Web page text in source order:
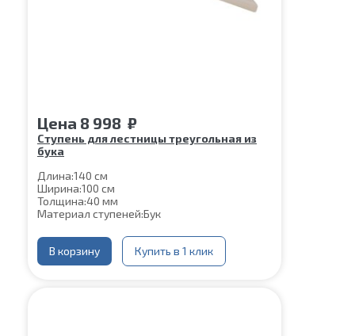
Цена 8 998 ₽
Ступень для лестницы треугольная из
бука
Длина:140 см
Ширина:100 см
Толщина:40 мм
Материал ступеней:Бук
В корзину Купить в 1 клик